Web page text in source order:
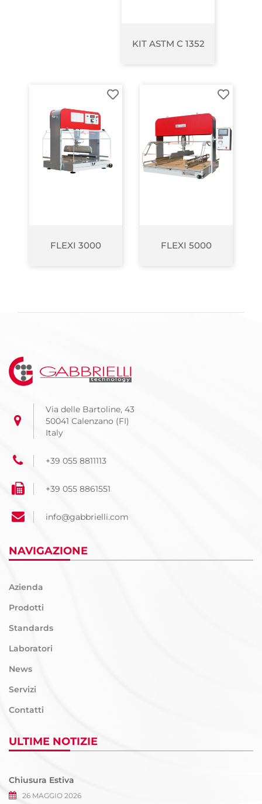
KIT ASTM C 1352
FLEXI 3000 FLEXI 5000
Via delle Bartoline, 43
50041 Calenzano (FI)
Italy
+39 055 8811113
+39 055 8861551
info@gabbrielli.com
NAVIGAZIONE
Azienda
Prodotti
Standards
Laboratori
News
Servizi
Contatti
ULTIME NOTIZIE
Chiusura Estiva
26 MAGGIO 2026